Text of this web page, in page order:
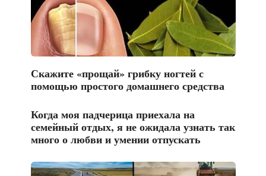
Скажите «прощай» грибку ногтей с
помощью простого домашнего средства
Когда моя падчерица приехала на
семейный отдых, я не ожидала узнать так
много о любви и умении отпускать